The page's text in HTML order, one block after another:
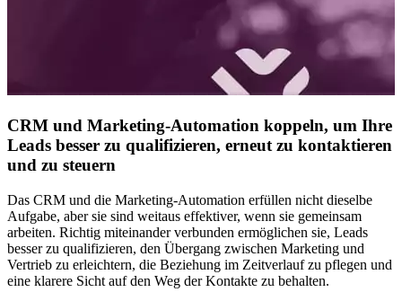
CRM und Marketing-Automation koppeln, um Ihre
Leads besser zu qualifizieren, erneut zu kontaktieren
und zu steuern
Das CRM und die Marketing-Automation erfüllen nicht dieselbe
Aufgabe, aber sie sind weitaus effektiver, wenn sie gemeinsam
arbeiten. Richtig miteinander verbunden ermöglichen sie, Leads
besser zu qualifizieren, den Übergang zwischen Marketing und
Vertrieb zu erleichtern, die Beziehung im Zeitverlauf zu pflegen und
eine klarere Sicht auf den Weg der Kontakte zu behalten.